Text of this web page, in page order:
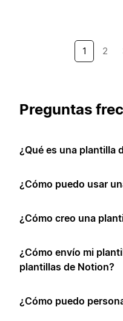
1 2
Preguntas
¿Qué es una plantilla
¿Cómo puedo usar
¿Cómo creo una
¿Cómo envío mi
plantillas de Notion?
¿Cómo puedo